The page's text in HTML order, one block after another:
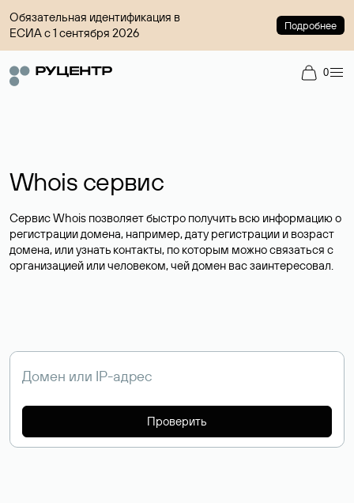
Обязательная идентификация в
ЕСИА с 1 сентября 2026
Подробнее
0
Whois сервис
Сервис Whois позволяет быстро получить всю информацию о
регистрации домена, например, дату регистрации и возраст
домена, или узнать контакты, по которым можно связаться с
организацией или человеком, чей домен вас заинтересовал.
Проверить